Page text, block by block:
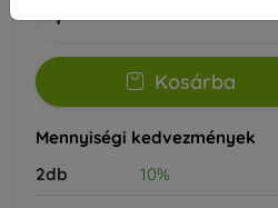
Kosárba
Mennyiségi kedvezmények
2db
10%